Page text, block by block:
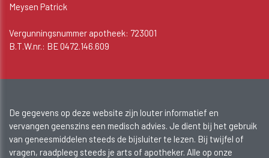
Meysen Patrick
Vergunningsnummer apotheek: 723001
B.T.W.nr.: BE 0472.146.609
De gegevens op deze website zijn louter informatief en
vervangen geenszins een medisch advies. Je dient bij het gebruik
van geneesmiddelen steeds de bijsluiter te lezen. Bij twijfel of
vragen, raadpleeg steeds je arts of apotheker. Alle op onze